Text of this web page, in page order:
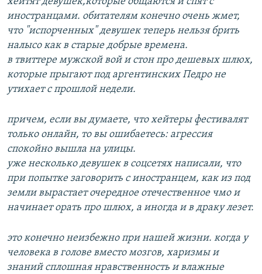
иностранцами. обитателям конечно очень жмет,
что "испорченных" девушек теперь нельзя брить
налысо как в старые добрые времена.
в твиттере мужской вой и стон про дешевых шлюх,
которые прыгают под аргентинских Педро не
утихает с прошлой недели.
причем, если вы думаете, что хейтеры фестивалят
только онлайн, то вы ошибаетесь: агрессия
спокойно вышла на улицы.
уже несколько девушек в соцсетях написали, что
при попытке заговорить с иностранцем, как из под
земли вырастает очередное отечественное чмо и
начинает орать про шлюх, а иногда и в драку лезет.
это конечно неизбежно при нашей жизни. когда у
человека в голове вместо мозгов, харизмы и
знаний сплошная нравственность и влажные